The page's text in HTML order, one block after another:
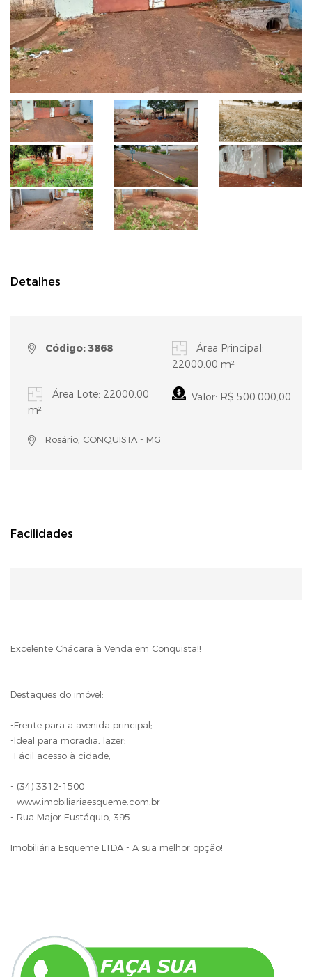
Detalhes
Código: 3868
Área Principal:
22000,00 m²
Área Lote: 22000,00
m²
Valor: R$ 500.000,00
Rosário, CONQUISTA - MG
Facilidades
Excelente Chácara à Venda em Conquista!!
Destaques do imóvel:
-Frente para a avenida principal;
-Ideal para moradia, lazer;
-Fácil acesso à cidade;
- (34) 3312-1500
- www.imobiliariaesqueme.com.br
- Rua Major Eustáquio, 395
Imobiliária Esqueme LTDA - A sua melhor opção!